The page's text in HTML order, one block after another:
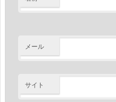
メール
サイト